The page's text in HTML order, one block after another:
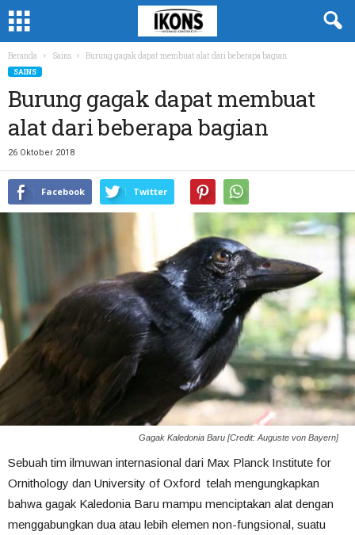
Beranda Sains Burung gagak dapat membuat alat dari beberapa bagian
SAINS
Burung gagak dapat membuat
alat dari beberapa bagian
26 Oktober 2018
Facebook Twitter
Gagak Kaledonia Baru [Credit: Auguste von Bayern]
Sebuah tim ilmuwan internasional dari Max Planck Institute for
Ornithology dan University of Oxford telah mengungkapkan
bahwa gagak Kaledonia Baru mampu menciptakan alat dengan
menggabungkan dua atau lebih elemen non-fungsional, suatu